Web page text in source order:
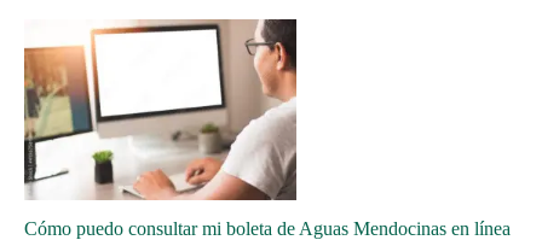
Cómo puedo consultar mi boleta de Aguas Mendocinas en línea